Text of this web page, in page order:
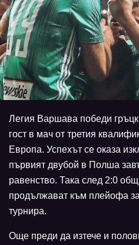
Легия Варшава победи
гост в мач от третия
Европа. Успехът се оказа
първият двубой в Полша
равенство. Така след 2:0
продължават към плейофа
турнира.
Още преди да изтече и